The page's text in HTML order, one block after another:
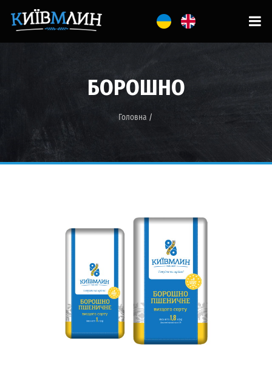
БОРОШНО
Головна /